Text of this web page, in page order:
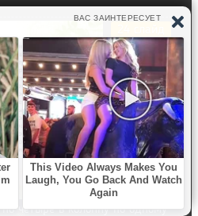
Обратное
четыре в колонну по одному